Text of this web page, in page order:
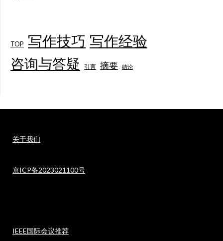
TOP 写作技巧 写作经验
咨询与答疑 引言 摘要 结论
关于我们
京ICP备2023021100号
IEEE国际会议推荐